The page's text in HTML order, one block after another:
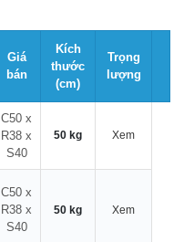
Giá
bán
Kích
thước
(cm)
Trọng
lượng
C50 x
R38 x
S40
50 kg Xem
C50 x
R38 x
S40
50 kg Xem